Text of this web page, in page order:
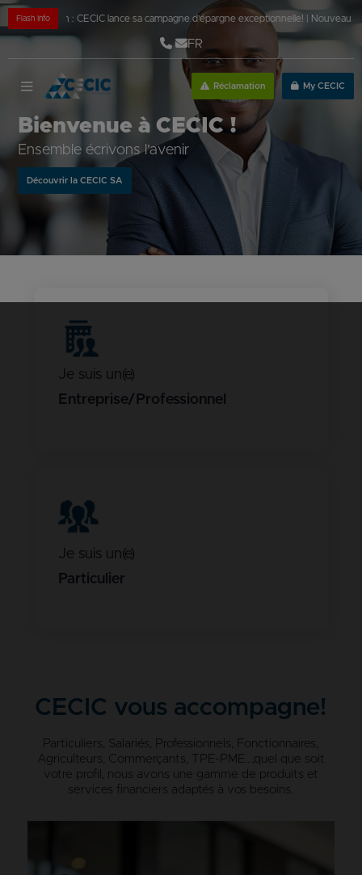
Flash Info
Malin : CECIC lance sa campagne d’épargne exceptionnelle!|Nouveau à
FR
Réclamation My CECIC
Bienvenue à CECIC !
Ensemble écrivons l'avenir
Découvrir la CECIC SA
Je suis un(e)
Entreprise/Professionnel
Je suis un(e)
Particulier
CECIC vous accompagne!
Particuliers, Salariés, Professionnels, Fonctionnaires,
Agriculteurs, Commerçants, TPE-PME…, quel que soit
votre profil, nous avons une gamme de produits et
services financiers adaptés à vos besoins.